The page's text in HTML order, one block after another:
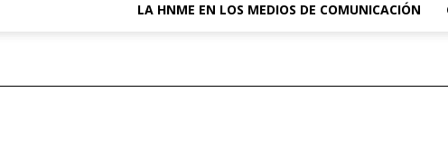
LA HNME EN LOS MEDIOS DE COMUNICACIÓN